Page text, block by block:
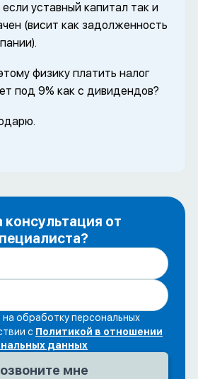
уставный капитал так и
(висит как задолженность
физику платить налог
под 9% как с дивидендов?
от
обработку персональных
с Политикой в отношении
данных